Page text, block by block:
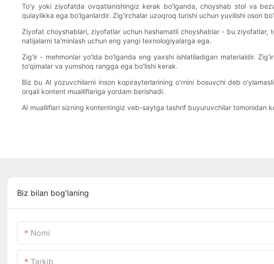
To'y yoki ziyofatda ovqatlanishingiz kerak bo'lganda, choyshab stol va
qulaylikka ega bo'lganlardir. Zig'irchalar uzoqroq turishi uchun yuvilishi oson
Ziyofat choyshablari, ziyofatlar uchun hashamatli choyshablar - bu
natijalarni ta'minlash uchun eng yangi texnologiyalarga ega.
Zig'ir - mehmonlar yo'lda bo'lganda eng yaxshi ishlatiladigan materialdir.
to'qimalar va yumshoq rangga ega bo'lishi kerak.
Biz bu AI yozuvchilarni inson kopirayterlarining o'rnini bosuvchi deb
orqali kontent mualliflariga yordam berishadi.
AI mualliflari sizning kontentingiz veb-saytga tashrif buyuruvchilar tomonidan
Biz bilan bog'laning
Nomi
Tarkib